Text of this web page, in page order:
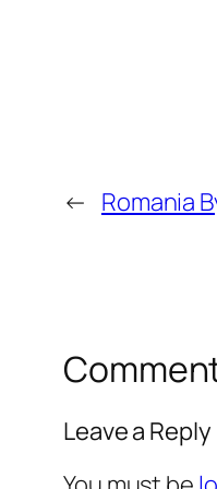
← Romania
Leave a Reply